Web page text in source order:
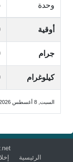
وحدة
أوقية
جرام
كيلوغرام
السبت, 8 أغسطس 2026, 6:30 ص
الرئيسية